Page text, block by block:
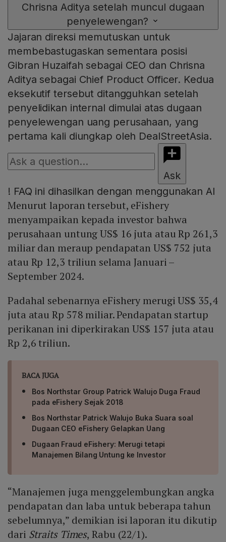
Chrisna Aditya setelah muncul dugaan
penyelewengan?
Jajaran direksi memutuskan untuk
membebastugaskan sementara posisi
Gibran Huzaifah sebagai CEO dan Chrisna
Aditya sebagai Chief Product Officer. Kedua
eksekutif tersebut ditangguhkan setelah
penyelidikan internal dimulai atas dugaan
penyelewengan uang perusahaan, yang
pertama kali diungkap oleh DealStreetAsia.
Ask
! FAQ ini dihasilkan dengan menggunakan AI
Menurut laporan tersebut, eFishery
menyampaikan kepada investor bahwa
perusahaan untung US$ 16 juta atau Rp 261,3
miliar dan meraup pendapatan US$ 752 juta
atau Rp 12,3 triliun selama Januari –
September 2024.
Padahal sebenarnya eFishery merugi US$ 35,4
juta atau Rp 578 miliar. Pendapatan startup
perikanan ini diperkirakan US$ 157 juta atau
Rp 2,6 triliun.
BACA JUGA
Bos Northstar Group Patrick Walujo Duga Fraud
pada eFishery Sejak 2018
Bos Northstar Patrick Walujo Buka Suara soal
Dugaan CEO eFishery Gelapkan Uang
Dugaan Fraud eFishery: Merugi tetapi
Manajemen Bilang Untung ke Investor
“Manajemen juga menggelembungkan angka
pendapatan dan laba untuk beberapa tahun
sebelumnya,” demikian isi laporan itu dikutip
dari Straits Times, Rabu (22/1).